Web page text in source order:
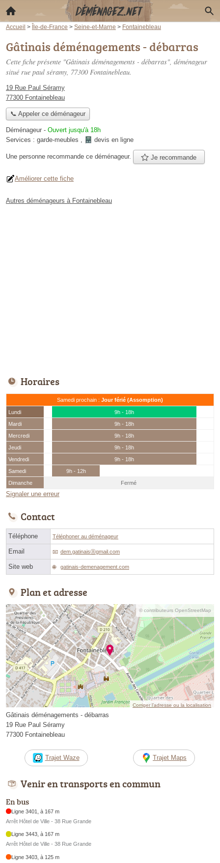
Accueil > Île-de-France > Seine-et-Marne > Fontainebleau
Gâtinais déménagements - débarras
Cette fiche présente "Gâtinais déménagements - débarras", déménageur
situé rue paul séramy, 77300 Fontainebleau.
19 Rue Paul Séramy
77300 Fontainebleau
📞 Appeler ce déménageur
Déménageur - Ouvert jusqu'à 18h
Services : garde-meubles , devis en ligne
Une personne recommande ce déménageur. Je recommande
Améliorer cette fiche
Autres déménageurs à Fontainebleau
Horaires
Samedi prochain : Jour férié (Assomption)
Lundi
9h - 18h
Mardi
9h - 18h
Mercredi
9h - 18h
Jeudi
9h - 18h
Vendredi
9h - 18h
Samedi
9h - 12h
Dimanche
Fermé
Signaler une erreur
Contact
Téléphone Téléphoner au déménageur
Email dem.gatinaisⓐgmail.com
Site web gatinais-demenagement.com
Plan et adresse
© contributeurs OpenStreetMap
Corriger l’adresse ou la localisation
Gâtinais déménagements - débarras
19 Rue Paul Séramy
77300 Fontainebleau
Trajet Waze Trajet Maps
Venir en transports en commun
En bus
Ligne 3401, à 167 m
Arrêt Hôtel de Ville - 38 Rue Grande
Ligne 3443, à 167 m
Arrêt Hôtel de Ville - 38 Rue Grande
Ligne 3403, à 125 m